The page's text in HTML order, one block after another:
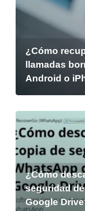
¿Cómo
llamadas
Android o
¿Cómo
seguridad
Google